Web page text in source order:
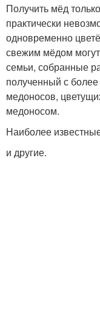
Получить мёд
практически
одновременно
свежим мёдом
семьи, собранные
полученный с
медоносов,
медоносом.
Наиболее
и другие.